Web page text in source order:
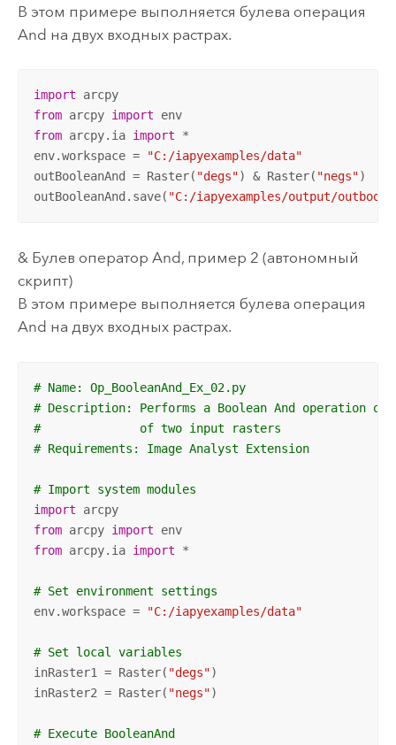
В этом примере выполняется булева операция
And на двух входных растрах.
import
arcpy
from arcpy import
env
from arcpy.ia import *
env.workspace =
"C:/iapyexamples/data"
outBooleanAnd = Raster( "degs") & Raster( "negs")
outBooleanAnd.save( "C:/iapyexamples/output/
& Булев оператор And, пример 2 (автономный
скрипт)
В этом примере выполняется булева операция
And на двух входных растрах.
# Name: Op_BooleanAnd_Ex_02.py
# Description: Performs a Boolean And operation
#              of two input rasters
# Requirements: Image Analyst Extension
# Import system modules
import
arcpy
from arcpy import
env
from arcpy.ia import *
# Set environment settings
env.workspace =
"C:/iapyexamples/data"
# Set local variables
inRaster1 = Raster( "degs")
inRaster2 = Raster( "negs")
# Execute BooleanAnd